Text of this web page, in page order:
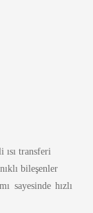
ısı transferi
bileşenler
sayesinde hızlı